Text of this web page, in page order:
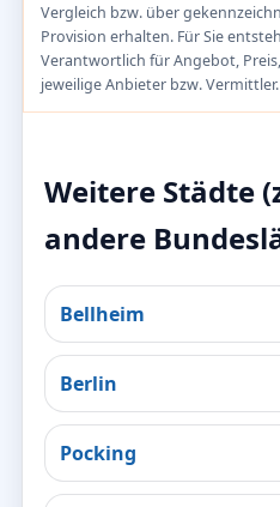
Vergleich bzw. über
Provision erhalten. Für Sie
Verantwortlich für Angebot,
jeweilige Anbieter bzw. Vermittler.
Weitere Städte
andere
Bellheim
Berlin
Pocking